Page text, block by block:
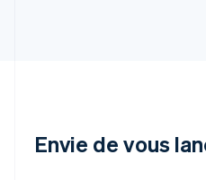
Envie de vous
Japon